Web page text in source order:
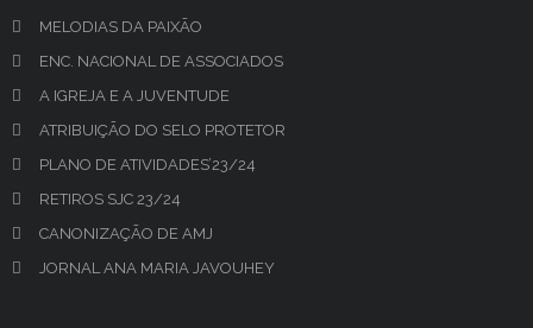
MELODIAS DA PAIXÃO
ENC. NACIONAL DE ASSOCIADOS
A IGREJA E A JUVENTUDE
ATRIBUIÇÃO DO SELO PROTETOR
PLANO DE ATIVIDADES’23/24
RETIROS SJC 23/24
CANONIZAÇÃO DE AMJ
JORNAL ANA MARIA JAVOUHEY